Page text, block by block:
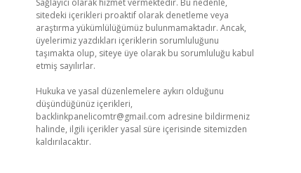
Sağlayıcı olarak hizmet vermektedir. Bu nedenle,
sitedeki içerikleri proaktif olarak denetleme veya
araştırma yükümlülüğümüz bulunmamaktadır. Ancak,
üyelerimiz yazdıkları içeriklerin sorumluluğunu
taşımakta olup, siteye üye olarak bu sorumluluğu kabul
etmiş sayılırlar.
Hukuka ve yasal düzenlemelere aykırı olduğunu
düşündüğünüz içerikleri,
backlinkpanelicomtr@gmail.com adresine bildirmeniz
halinde, ilgili içerikler yasal süre içerisinde sitemizden
kaldırılacaktır.